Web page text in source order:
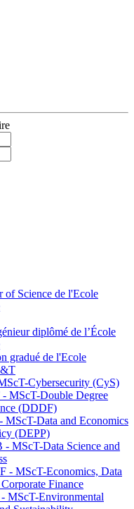
of Science de l'Ecole
diplômé de l’École
gradué de l'Ecole
Cybersecurity (CyS)
MScT-Double Degree
(DDDF)
MScT-Data and Economics
(DEPP)
MScT-Data Science and
- MScT-Economics, Data
Finance
MScT-Environmental